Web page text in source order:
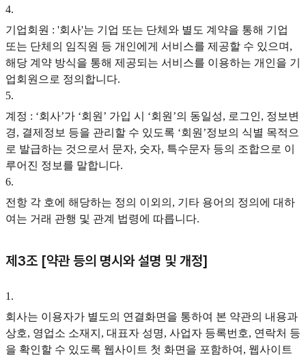
4.
기업회원 : '회사'는 기업 또는 단체와 별도 계약을 통해 기업
또는 단체의 임직원 등 개인에게 서비스를 제공할 수 있으며,
해당 계약 방식을 통해 제공되는 서비스를 이용하는 개인을 기
업회원으로 정의합니다.
5.
계정 : ‘회사’가 ‘회원’ 가입 시 ‘회원’의 동일성, 로그인, 정보변
경, 결제정보 등을 관리할 수 있도록 ‘회원’정보의 식별 목적으
로 발급하는 것으로서 문자, 숫자, 특수문자 등의 조합으로 이
루어진 정보를 말합니다.
6.
전항 각 호에 해당하는 정의 이외의, 기타 용어의 정의에 대하
여는 거래 관행 및 관계 법령에 따릅니다.
제3조 [약관 등의 명시와 설명 및 개정]
1 .
회사는 이용자가 별도의 연결화면을 통하여 본 약관의 내용과
상호, 영업소 소재지, 대표자 성명, 사업자 등록번호, 연락처 등
을 확인할 수 있도록 웹사이트 첫 화면을 포함하여, 웹사이트